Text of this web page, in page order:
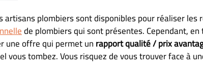
artisans plombiers sont disponibles pour réaliser
de plombiers qui sont présentes. Cependant,
une offre qui permet unrapport qualité / prix
vous tombez. Vous risquez de vous trouver face à